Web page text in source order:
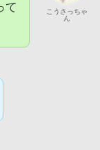
こうさっちゃ
ん
て